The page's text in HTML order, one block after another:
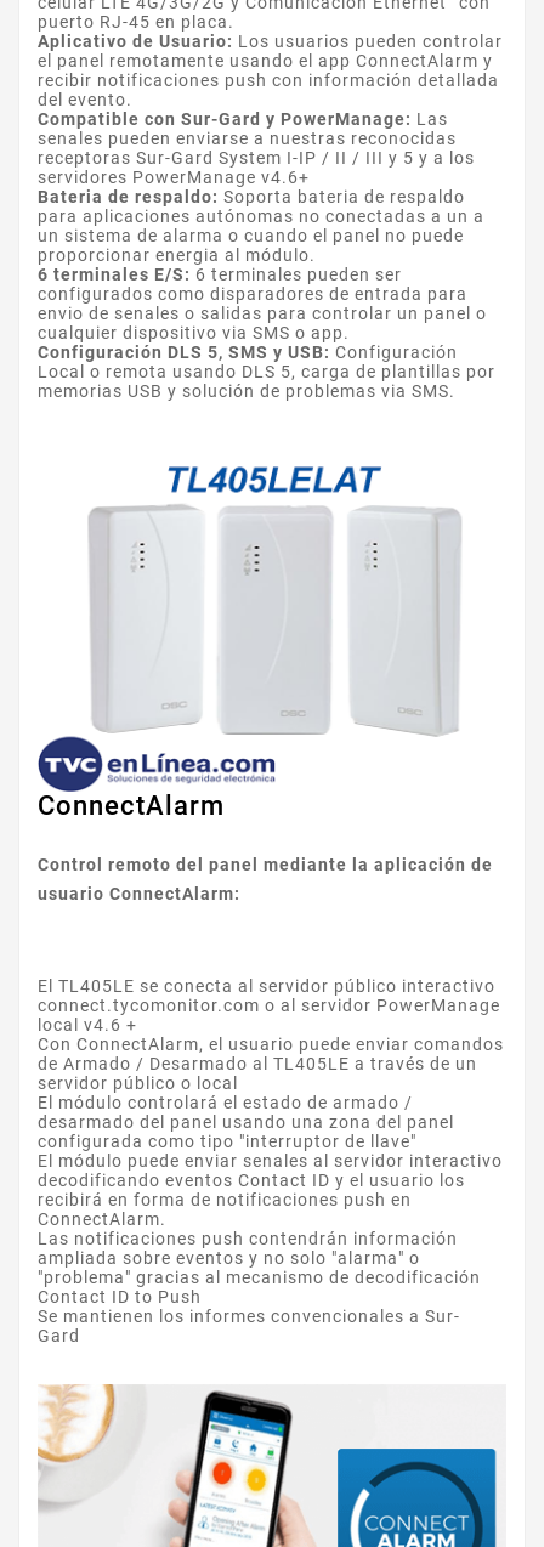
puerto RJ-45 en placa.
Aplicativo de Usuario: Los usuarios pueden controlar
el panel remotamente usando el app ConnectAlarm y
recibir notificaciones push con información detallada
del evento.
Compatible con Sur-Gard y PowerManage: Las
senales pueden enviarse a nuestras reconocidas
receptoras Sur-Gard System I-IP / II / III y 5 y a los
servidores PowerManage v4.6+
Bateria de respaldo: Soporta bateria de respaldo
para aplicaciones autónomas no conectadas a un a
un sistema de alarma o cuando el panel no puede
proporcionar energia al módulo.
6 terminales E/S: 6 terminales pueden ser
configurados como disparadores de entrada para
envio de senales o salidas para controlar un panel o
cualquier dispositivo via SMS o app.
Configuración DLS 5, SMS y USB: Configuración
Local o remota usando DLS 5, carga de plantillas por
memorias USB y solución de problemas via SMS.
ConnectAlarm
Control remoto del panel mediante la aplicación de
usuario ConnectAlarm:
El TL405LE se conecta al servidor público interactivo
connect.tycomonitor.com o al servidor PowerManage
local v4.6 +
Con ConnectAlarm, el usuario puede enviar comandos
de Armado / Desarmado al TL405LE a través de un
servidor público o local
El módulo controlará el estado de armado /
desarmado del panel usando una zona del panel
configurada como tipo "interruptor de llave"
El módulo puede enviar senales al servidor interactivo
decodificando eventos Contact ID y el usuario los
recibirá en forma de notificaciones push en
ConnectAlarm.
Las notificaciones push contendrán información
ampliada sobre eventos y no solo "alarma" o
"problema" gracias al mecanismo de decodificación
Contact ID to Push
Se mantienen los informes convencionales a Sur-
Gard